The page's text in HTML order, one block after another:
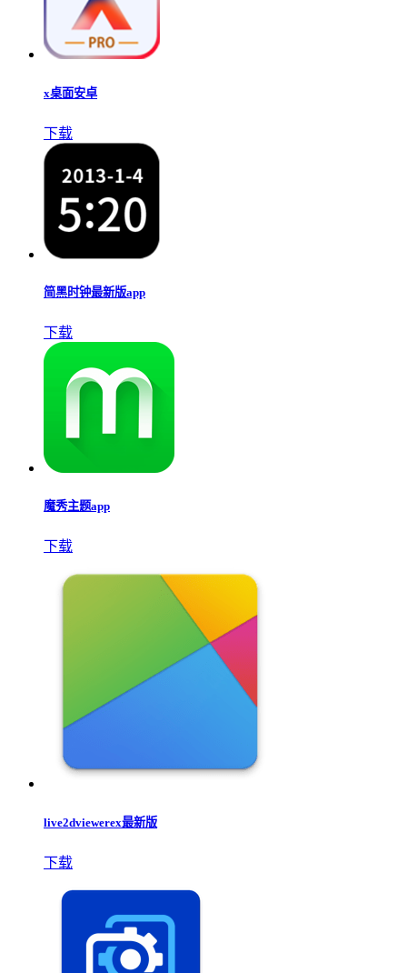
x桌面安卓
下载
简黑时钟最新版app
下载
魔秀主题app
下载
live2dviewerex最新版
下载